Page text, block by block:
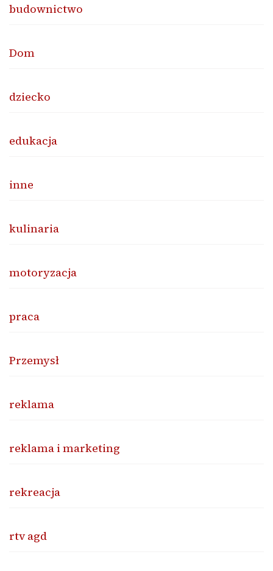
budownictwo
Dom
dziecko
edukacja
inne
kulinaria
motoryzacja
praca
Przemysł
reklama
reklama i marketing
rekreacja
rtv agd